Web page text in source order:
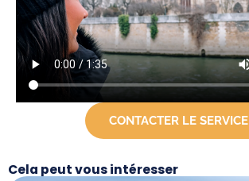
CONTACTER LE SERVICE
Cela peut vous intéresser